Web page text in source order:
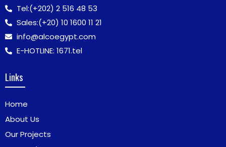
Tel:(+202) 2 516 48 53
Sales:(+20) 10 1600 11 21
info@alcoegypt.com
E-HOTLINE: 1671.tel
Links
Home
About Us
Our Projects